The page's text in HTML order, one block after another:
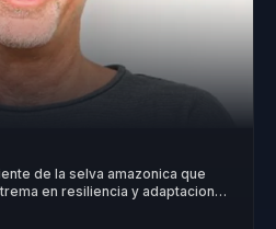
de la selva amazonica que
en resiliencia y adaptacion